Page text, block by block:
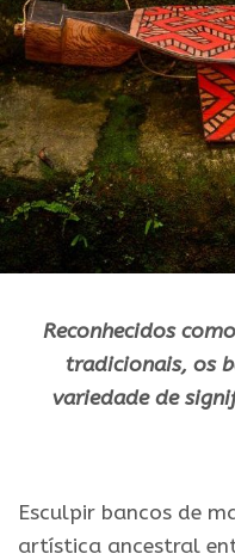
Reconhecidos
tradicionais, os
variedade de
Esculpir bancos de
artística ancestral